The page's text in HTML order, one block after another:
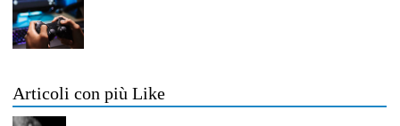
Articoli con più Like